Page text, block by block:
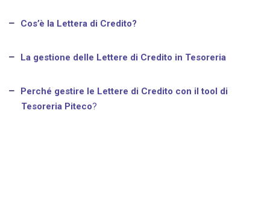
Cos’è la Lettera di Credito?
La gestione delle Lettere di Credito in Tesoreria
Perché gestire le Lettere di Credito con il tool di
Tesoreria Piteco?